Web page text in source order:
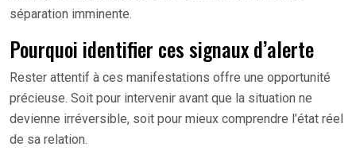
séparation imminente.
Pourquoi identifier ces signaux d’alerte
Rester attentif à ces manifestations offre une opportunité
précieuse. Soit pour intervenir avant que la situation ne
devienne irréversible, soit pour mieux comprendre l’état réel
de sa relation.